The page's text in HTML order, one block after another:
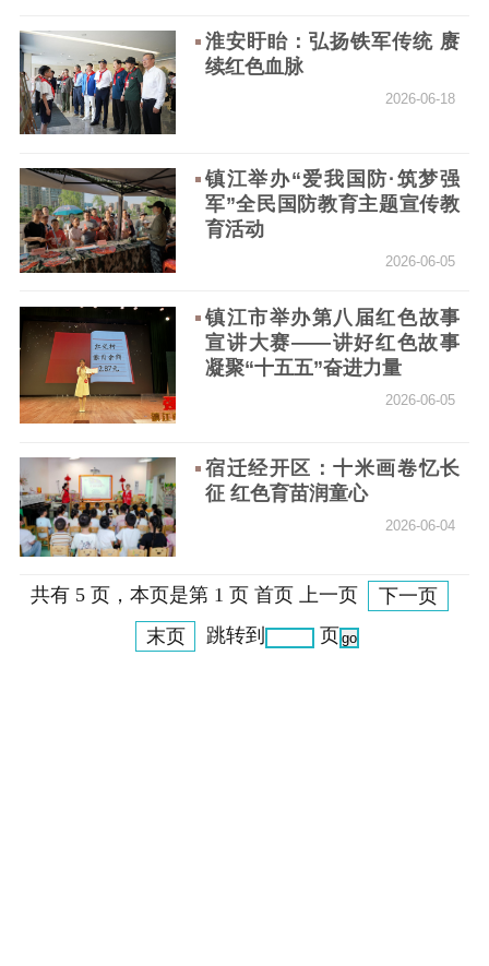
淮安盱眙：弘扬铁军传统 赓
续红色血脉
2026-06-18
镇江举办“爱我国防·筑梦强
军”全民国防教育主题宣传教
育活动
2026-06-05
镇江市举办第八届红色故事
宣讲大赛——讲好红色故事
凝聚“十五五”奋进力量
2026-06-05
宿迁经开区：十米画卷忆长
征 红色育苗润童心
2026-06-04
共有 5 页，本页是第 1 页 首页 上一页
下一页
末页
跳转到 页